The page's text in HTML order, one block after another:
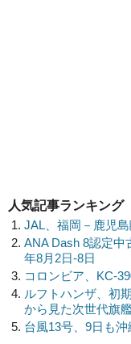
人気記事ランキング
JAL、福岡－鹿児
ANA Dash 8認定
年8月2日-8日
コロンビア、KC-
ルフトハンザ、初
から見た次世代旗
台風13号、9日も